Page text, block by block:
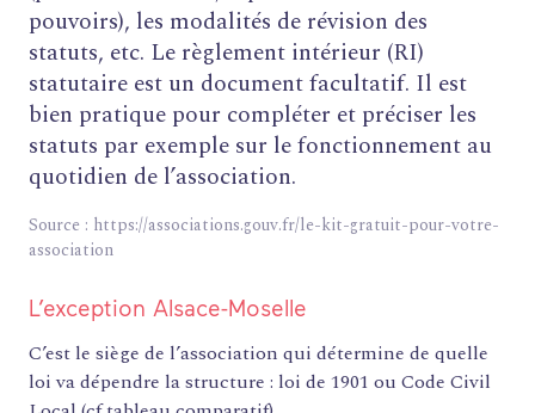
pouvoirs), les modalités de révision des
statuts, etc. Le règlement intérieur (RI)
statutaire est un document facultatif. Il est
bien pratique pour compléter et préciser les
statuts par exemple sur le fonctionnement au
quotidien de l’association.
Source : https://associations.gouv.fr/le-kit-gratuit-pour-votre-
association
L’exception Alsace-Moselle
C’est le siège de l’association qui détermine de quelle
loi va dépendre la structure : loi de 1901 ou Code Civil